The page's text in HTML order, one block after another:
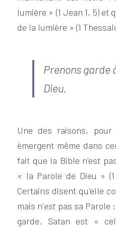
lumière » (1 Jean 1, 5)
de la lumière » (1
Prenons garde
Dieu.
Une des raisons,
émergent même dans
fait que la Bible n'est
« la Parole de Dieu »
Certains disent qu'elle
mais n'est pas sa Parole
garde. Satan est «